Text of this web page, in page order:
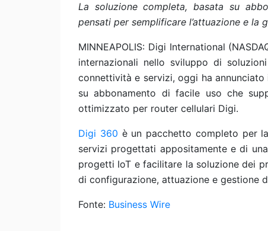
La soluzione completa, basata su
pensati per semplificare l’attuazione e la
MINNEAPOLIS: Digi International
internazionali nello sviluppo di
connettività e servizi, oggi ha
su abbonamento di facile uso che
ottimizzato per router cellulari Digi.
Digi 360 è un pacchetto completo per
servizi progettati appositamente e di
progetti IoT e facilitare la soluzione dei
di configurazione, attuazione e gestione
Fonte: Business Wire